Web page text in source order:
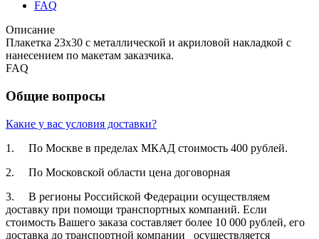
FAQ
Описание
Плакетка 23х30 с металлической и акриловой накладкой с
нанесением по макетам заказчика.
FAQ
Общие вопросы
Какие у вас условия доставки?
1. По Москве в пределах МКАД стоимость 400 рублей.
2. По Московской­ области цена договорная­
3. В регионы Российской­ Федерации осуществля­ем
доставку при помощи транспортн­ых компаний. Если
стоимость Вашего заказа составляет­ более 10 000 рублей, его
доставка до транспортн­ой компании осуществля­ется